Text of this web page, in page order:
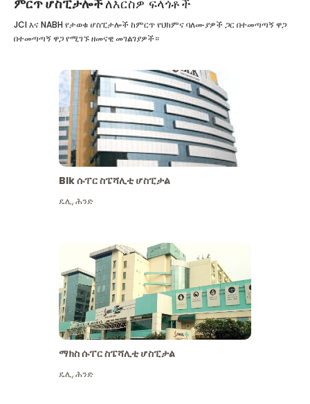
ምርጥ ሆስፒታሎችለእርስዎ ፍላጎቶች
JCI እና NABH የታወቁ ሆስፒታሎች ከምርጥ የህክምና ባለሙያዎች ጋር በተመጣጣኝ ዋጋ
በተመጣጣኝ ዋጋ የሚገኙ ዘመናዊ መገልገያዎች።
Blk ሱፐር ስፔሻሊቲ ሆስፒታል
ዴሊ,ሕንድ
ማክስ ሱፐር ስፔሻሊቲ ሆስፒታል
ዴሊ,ሕንድ